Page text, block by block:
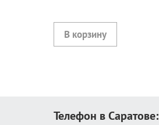
Телефон в Саратове: